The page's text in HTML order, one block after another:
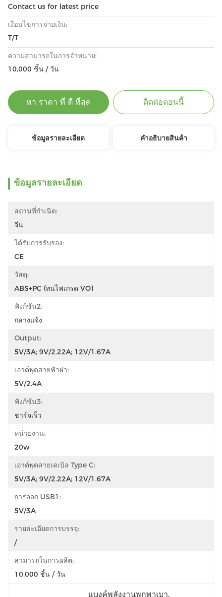
Contact us for latest price
เงื่อนไขการจ่ายเงิน:
T/T
ความสามารถในการจําหน่าย:
10,000 ชิ้น / วัน
หา ราคา ที่ ดี ที่สุด ติดต่อตอนนี้
ข้อมูลรายละเอียด คําอธิบายสินค้า
ข้อมูลรายละเอียด
สถานที่กำเนิด:
จีน
ได้รับการรับรอง:
CE
วัสดุ:
ABS+PC (ทนไฟเกรด VO)
ฟังก์ชัน2:
กลางแจ้ง
Output:
5V/3A; 9V/2.22A; 12V/1.67A
เอาต์พุตสายฟ้าผ่า:
5V/2.4A
ฟังก์ชัน3:
ชาร์จเร็ว
หน่วยงาน:
20w
เอาต์พุตสายเคเบิล Type C:
5V/3A; 9V/2.22A; 12V/1.67A
การออก USB1:
5V/3A
รายละเอียดการบรรจุ:
/
สามารถในการผลิต:
10,000 ชิ้น / วัน
แบงค์พลังงานพกพาเบา,